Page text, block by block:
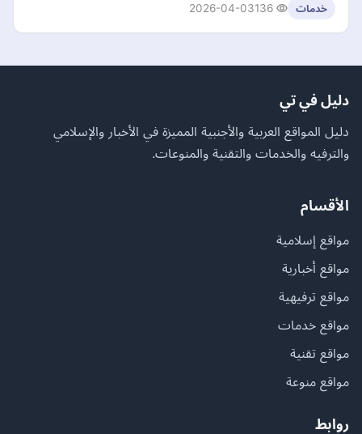
خدمات 2026-04-03
دليل في تي
دليل المواقع العربية والأجنبية المميزة في الأخبار والإسلامي
والترفيه والخدمات والتقنية والمنوعات.
الأقسام
مواقع إسلامية
مواقع أخبارية
مواقع ترفيهية
مواقع خدمات
مواقع تقنية
مواقع منوعة
روابط